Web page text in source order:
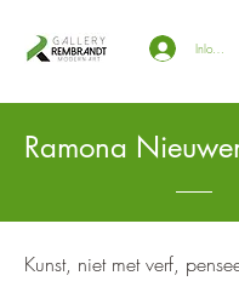
Inloggen
Ramona
Kunst, niet met verf,